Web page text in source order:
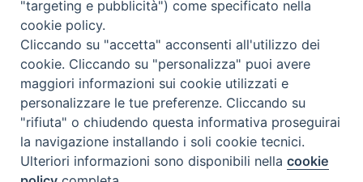
"targeting e pubblicità") come specificato nella
cookie policy.
Cliccando su "accetta" acconsenti all'utilizzo dei
cookie. Cliccando su "personalizza" puoi avere
maggiori informazioni sui cookie utilizzati e
personalizzare le tue preferenze. Cliccando su
"rifiuta" o chiudendo questa informativa proseguirai
la navigazione installando i soli cookie tecnici.
Ulteriori informazioni sono disponibili nellacookie